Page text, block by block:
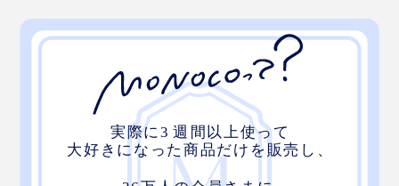
さしいコットンです。